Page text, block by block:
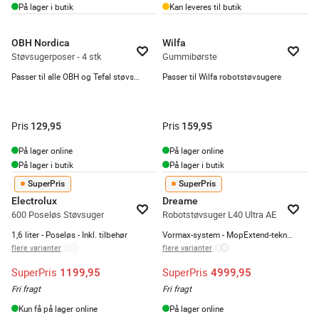
På lager i butik
Kan leveres til butik
OBH Nordica
Støvsugerposer - 4 stk
Pris 129,95
På lager online
På lager i butik
Wilfa
Gummibørste
Passer til Wilfa robotstøvsugere
Pris 159,95
På lager online
På lager i butik
SuperPris
Electrolux
600 Poseløs Støvsuger
1,6 liter - Poseløs - Inkl. tilbehør
flere varianter
SuperPris 1199,95
Fri fragt
Kun få på lager online
SuperPris
Dreame
Robotstøvsuger L40 Ultra AE
flere varianter
SuperPris 4999,95
Fri fragt
På lager online